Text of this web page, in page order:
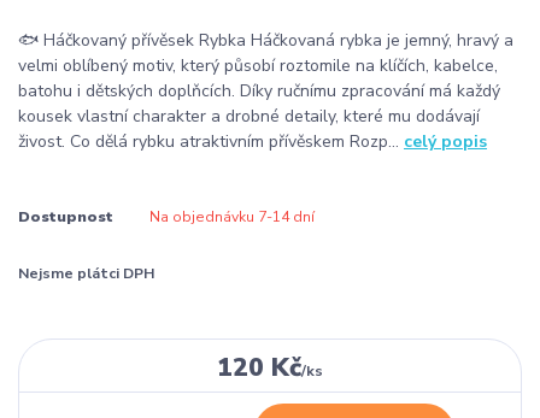
🐟 Háčkovaný přívěsek Rybka Háčkovaná rybka je jemný, hravý a
velmi oblíbený motiv, který působí roztomile na klíčích, kabelce,
batohu i dětských doplňcích. Díky ručnímu zpracování má každý
kousek vlastní charakter a drobné detaily, které mu dodávají
živost. Co dělá rybku atraktivním přívěskem Rozp... celý popis
Dostupnost Na objednávku 7-14 dní
Nejsme plátci DPH
120 Kč/ks